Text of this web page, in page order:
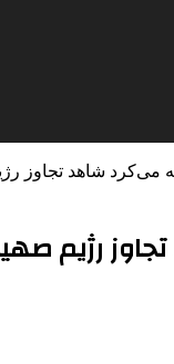
می‌کرد شاهد تجاوز
رژیم